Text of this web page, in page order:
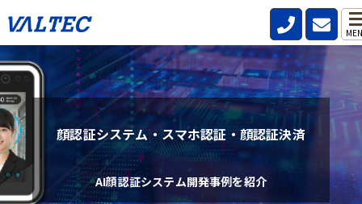
顔認証システム・スマホ認証・顔認証決済
AI顔認証システム開発事例を紹介